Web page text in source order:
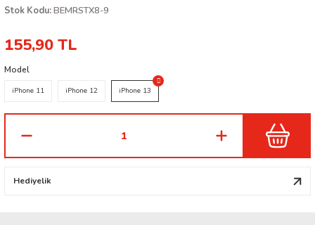
Kişiselleştirilebilir Ürünler
Stok Kodu:BEMRSTX8-9
155,90 TL
Model
iPhone 11 iPhone 12 iPhone 13
Hediyelik